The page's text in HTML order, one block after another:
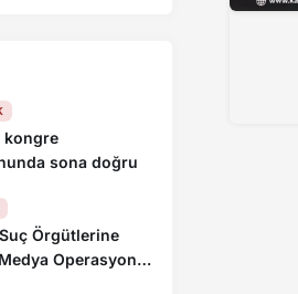
kongre
sona doğru
Örgütlerine
Operasyonu: